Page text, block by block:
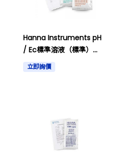
Hanna Instruments pH
/ Ec標準溶液（標準）
pH7.01和1413s / cm，附
有HI 77100C及其他證書。
立即詢價